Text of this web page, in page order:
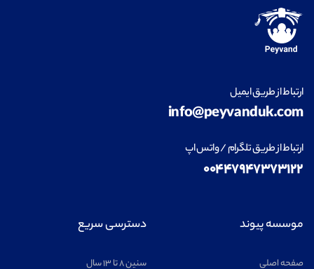
ارتباط از طریق ایمیل
info@peyvanduk.com
ارتباط از طریق تلگرام / واتس اپ
۰۰۴۴۷۹۴۷۳۷۳۱۲۲
موسسه پیوند
صفحه اصلی
دسترسی سریع
سنین ۸ تا ۱۳ سال